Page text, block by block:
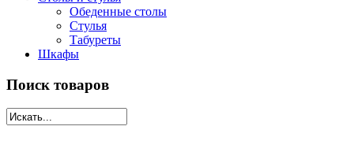
Обеденные столы
Стулья
Табуреты
Шкафы
Поиск товаров